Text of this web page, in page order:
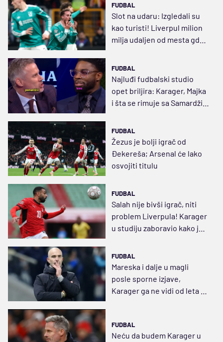
FUDBAL
Slot na udaru: Izgledali su
kao turisti! Liverpul milion
milja udaljen od mesta gde
FUDBAL
Najluđi fudbalski studio
opet briljira: Karager, Majka
i šta se rimuje sa Samardžić
FUDBAL
Žezus je bolji igrač od
Đekereša; Arsenal će lako
osvojiti titulu
FUDBAL
Salah nije bivši igrač, niti
problem Liverpula! Karager
u studiju zaboravio kako je
FUDBAL
Mareska i dalje u magli
posle sporne izjave,
Karager ga ne vidi od leta na
FUDBAL
Neću da budem Karager u